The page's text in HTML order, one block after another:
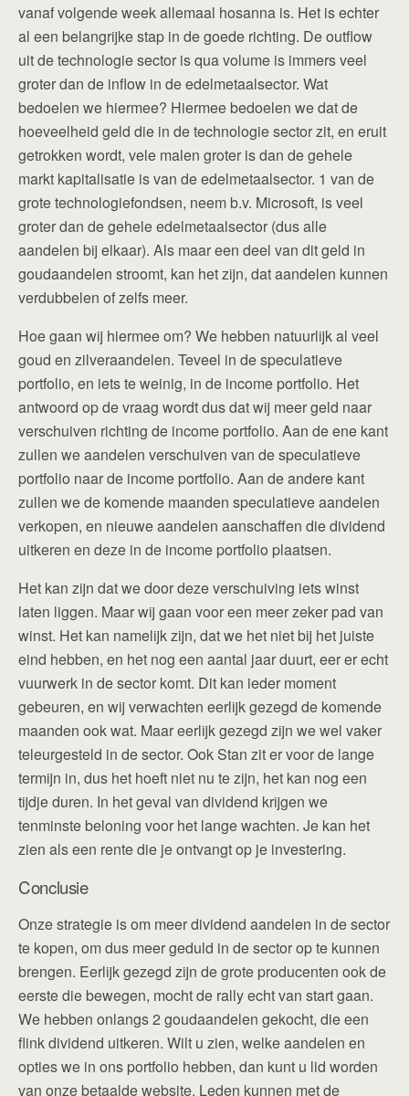
vanaf volgende week allemaal hosanna is. Het is echter
al een belangrijke stap in de goede richting. De outflow
uit de technologie sector is qua volume is immers veel
groter dan de inflow in de edelmetaalsector. Wat
bedoelen we hiermee? Hiermee bedoelen we dat de
hoeveelheid geld die in de technologie sector zit, en eruit
getrokken wordt, vele malen groter is dan de gehele
markt kapitalisatie is van de edelmetaalsector. 1 van de
grote technologiefondsen, neem b.v. Microsoft, is veel
groter dan de gehele edelmetaalsector (dus alle
aandelen bij elkaar). Als maar een deel van dit geld in
goudaandelen stroomt, kan het zijn, dat aandelen kunnen
verdubbelen of zelfs meer.
Hoe gaan wij hiermee om? We hebben natuurlijk al veel
goud en zilveraandelen. Teveel in de speculatieve
portfolio, en iets te weinig, in de income portfolio. Het
antwoord op de vraag wordt dus dat wij meer geld naar
verschuiven richting de income portfolio. Aan de ene kant
zullen we aandelen verschuiven van de speculatieve
portfolio naar de income portfolio. Aan de andere kant
zullen we de komende maanden speculatieve aandelen
verkopen, en nieuwe aandelen aanschaffen die dividend
uitkeren en deze in de income portfolio plaatsen.
Het kan zijn dat we door deze verschuiving iets winst
laten liggen. Maar wij gaan voor een meer zeker pad van
winst. Het kan namelijk zijn, dat we het niet bij het juiste
eind hebben, en het nog een aantal jaar duurt, eer er echt
vuurwerk in de sector komt. Dit kan ieder moment
gebeuren, en wij verwachten eerlijk gezegd de komende
maanden ook wat. Maar eerlijk gezegd zijn we wel vaker
teleurgesteld in de sector. Ook Stan zit er voor de lange
termijn in, dus het hoeft niet nu te zijn, het kan nog een
tijdje duren. In het geval van dividend krijgen we
tenminste beloning voor het lange wachten. Je kan het
zien als een rente die je ontvangt op je investering.
Conclusie
Onze strategie is om meer dividend aandelen in de sector
te kopen, om dus meer geduld in de sector op te kunnen
brengen. Eerlijk gezegd zijn de grote producenten ook de
eerste die bewegen, mocht de rally echt van start gaan.
We hebben onlangs 2 goudaandelen gekocht, die een
flink dividend uitkeren. Wilt u zien, welke aandelen en
opties we in ons portfolio hebben, dan kunt u lid worden
van onze betaalde website. Leden kunnen met de